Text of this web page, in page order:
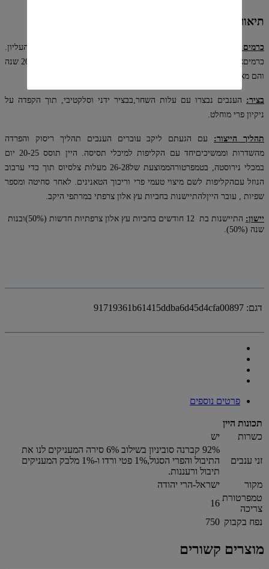
תיאור
כרמים:
ענבי הקברנה סוביניון גדלים בכרמים דישון ובן זמרה שבגליל העליון.
כרמיםאלו מלווים את הקברנה סוביניון שלנו בסדרת רזרב כבר למעלה מ 20 שנה
והם מאופייניםביבולים נמוכים לדונם ואיכויות פרי גבוהות.
בציר: הענבים נבצרו עם עלות השחר,בבציר ידני וסלקטיבי, תוך הקפדה על
ניקיון פרי מוחלט.
תהליך הייצור: עם הגעתם ליקב עוברים הענבים תהליך ריסוק והפרדה
מהשדרות וממשיכיםיחד עם הקליפות למיכלי תסיסה. היין תוסס 20-25 יום
במכלי נירוסטה, בטמפרטורהממוצעת של26-28 מעלות צלסיוס תוך כדי ערבוב
הנוזל עםהקליפות לשם מיצוי טעמי פרי וריכוך הטאנינים. לאחר סחיטה ומספר
שפיות , עובר הייןלהתיישנות בחביות עץ אלון צרפתי במרתפי היקב.
יישון:
התיישנות בת 12 חודשים בחביות עץ אלון צרפתיות חדשות (50%)ובנות
שנה (50%).
דגם: 91719361b61415ddba6d45d4cfa00897
פרטים נוספים
תכונות היין
כשרות
יש
זני ענבים
92% קברנה סוביניון בשילוב 6% סירה המעניקים לנו את
התיבול והפרי הסגול,1% פטי ורדו ו-1% מלבק המעניקים
תיבול ורעננות.
מקור
ישראל-הרי יהודה
טמפרטורת
צריכה
16
נפח בקבוק 750
מוצרים קשורים